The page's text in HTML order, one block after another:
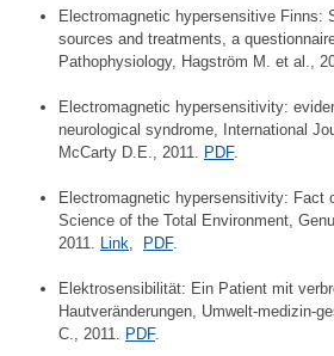
Electromagnetic hypersensitive Finns:
sources and treatments, a
Pathophysiology, Hagström M. et al.,
Electromagnetic hypersensitivity:
neurological syndrome, International
McCarty D.E., 2011. PDF.
Electromagnetic hypersensitivity: Fact
Science of the Total Environment,
2011. Link, PDF.
Elektrosensibilität: Ein Patient mit
Hautveränderungen, Umwelt-medizin-
C., 2011. PDF.